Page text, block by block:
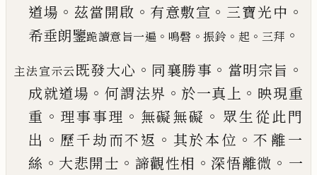
道場 。 茲當開啟 。 有意敷宣 。 三寶光中 。
希垂朗鑒跪讀意旨一遍 。 鳴磬 。 振鈴 。 起 。 三拜 。
主法宣示云既發大心 。 同襄勝事 。 當明宗旨 。
成就道場 。 何謂法界 。 於一真上 。 映現重
重 。 理事事理 。 無礙無礙 。 眾生從此門
出 。 歷千劫而不返 。 其於本位 。 不離一
絲 。 大悲開士 。 諦觀性相 。 深悟離微 。 一